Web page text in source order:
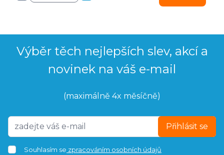
Výběr těch nejlepších slev, akcí a
novinek na váš e-mail
(maximálně 4x měsíčně)
Přihlásit se
Souhlasím se zpracováním osobních údajů